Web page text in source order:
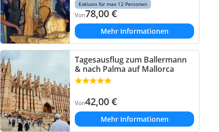
Exklusiv für max 12 Personen
Von78,00€
Mehr Informationen
Tagesausflug zum Ballermann
& nach Palma auf Mallorca
Von42,00€
Mehr Informationen